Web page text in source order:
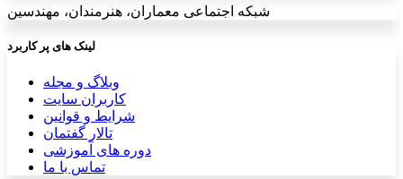
شبکه اجتماعی معماران، هنرمندان، مهندسین
لینک های پر کاربرد
وبلاگ و مجله
کاربران سایت
شرایط و قوانین
تالار گفتمان
دوره های آموزشی
تماس با ما